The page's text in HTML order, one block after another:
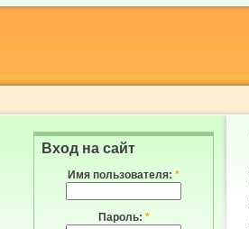
Вход на сайт
Имя пользователя: *
Пароль: *